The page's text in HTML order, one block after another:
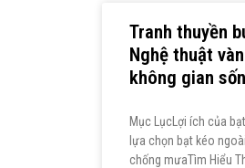
Tranh thuyền
Nghệ thuật
không gian
Mục LụcLợi ích của
lựa chọn bạt kéo
chống mưaTìm Hiểu